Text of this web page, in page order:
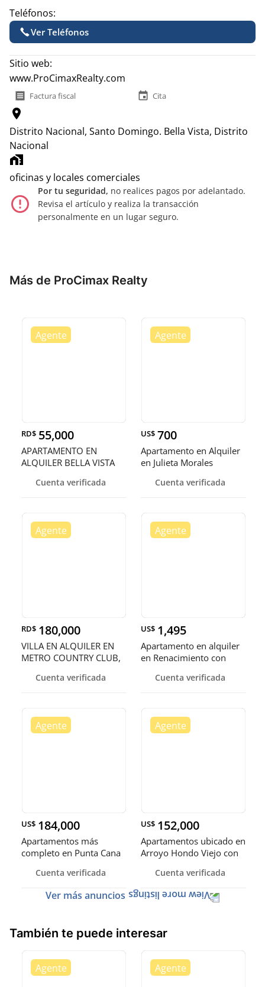
Teléfonos:
Ver Teléfonos
Sitio web:
www.ProCimaxRealty.com
receipt Factura fiscal event Cita
location_on
Distrito Nacional, Santo Domingo. Bella Vista, Distrito
Nacional
home_work
oficinas y locales comerciales
error_outline
Por tu seguridad, no realices pagos por adelantado.
Revisa el artículo y realiza la transacción
personalmente en un lugar seguro.
Más de ProCimax Realty
RD$ 55,000
APARTAMENTO EN
ALQUILER BELLA VISTA
Cuenta verificada
US$ 700
Apartamento en Alquiler
en Julieta Morales
Cuenta verificada
RD$ 180,000
VILLA EN ALQUILER EN
METRO COUNTRY CLUB,
Cuenta verificada
US$ 1,495
Apartamento en alquiler
en Renacimiento con
Cuenta verificada
US$ 184,000
Apartamentos más
completo en Punta Cana
Cuenta verificada
US$ 152,000
Apartamentos ubicado en
Arroyo Hondo Viejo con
ocio.Cuenta verificada
Ver más anuncios
También te puede interesar